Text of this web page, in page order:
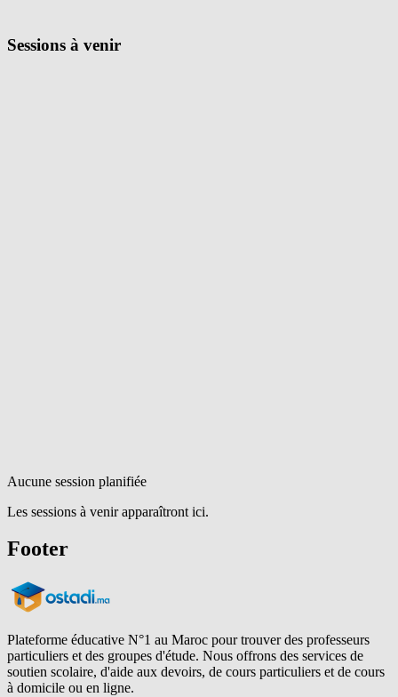
Sessions à venir
Aucune session planifiée
Les sessions à venir apparaîtront ici.
Footer
Plateforme éducative N°1 au Maroc pour trouver des professeurs
particuliers et des groupes d'étude. Nous offrons des services de
soutien scolaire, d'aide aux devoirs, de cours particuliers et de cours
à domicile ou en ligne.